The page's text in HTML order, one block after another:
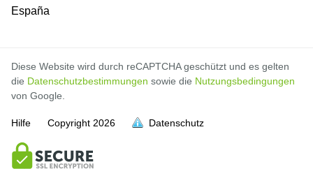
España
Diese Website wird durch reCAPTCHA geschützt und es gelten
die Datenschutzbestimmungen sowie die Nutzungsbedingungen
von Google.
Hilfe Copyright 2026 Datenschutz